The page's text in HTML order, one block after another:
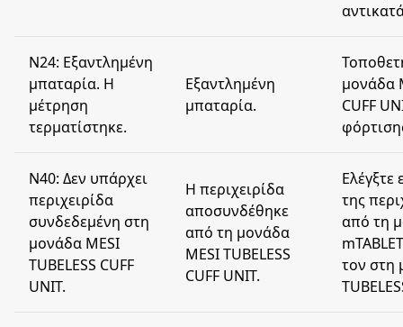
N24: Εξαντλημένη
μπαταρία. Η
μέτρηση
τερματίστηκε.
Εξαντλημένη
μπαταρία.
μονάδα
CUFF
N40: Δεν υπάρχει
περιχειρίδα
συνδεδεμένη στη
μονάδα MESI
TUBELESS CUFF
UNIT.
Η περιχειρίδα
αποσυνδέθηκε
από τη μονάδα
MESI TUBELESS
CUFF UNIT.
της
από τη
τον στη